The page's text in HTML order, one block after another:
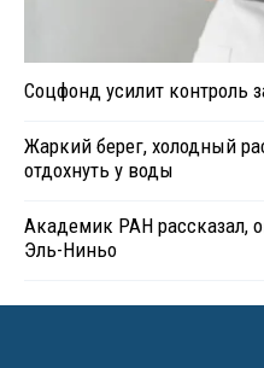
Соцфонд усилит контроль
Жаркий берег, холодный
отдохнуть у воды
Академик РАН рассказал,
Эль-Ниньо